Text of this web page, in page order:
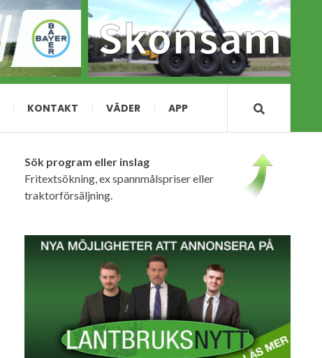
KONTAKT VÄDER APP
Sök program eller inslag
Fritextsökning, ex spannmålspriser eller
traktorförsäljning.